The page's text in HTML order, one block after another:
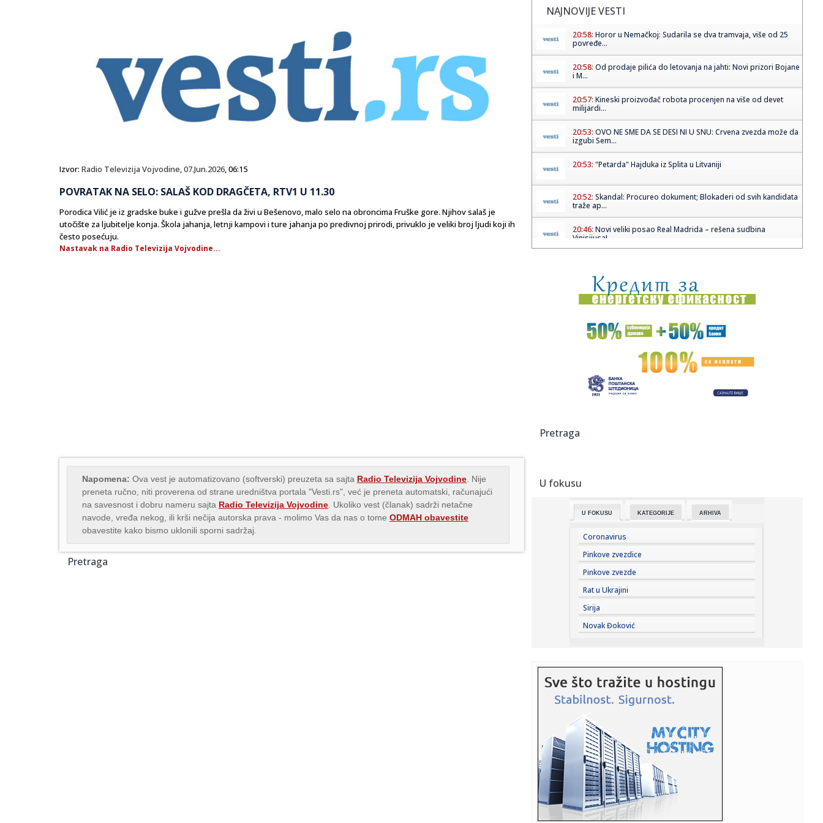
Izvor: Radio Televizija Vojvodine,07.Jun.2026, 06:15
POVRATAK NA SELO: SALAŠ KOD DRAGČETA, RTV1 U 11.30
Porodica Vilić je iz gradske buke i gužve prešla da živi u Bešenovo, malo selo na obroncima Fruške gore. Njihov salaš je
utočište za ljubitelje konja. Škola jahanja, letnji kampovi i ture jahanja po predivnoj prirodi, privuklo je veliki broj ljudi koji ih
često posećuju.
Nastavak na Radio Televizija Vojvodine...
Napomena: Ova vest je automatizovano (softverski) preuzeta sa sajta Radio Televizija Vojvodine . Nije
preneta ručno, niti proverena od strane uredništva portala "Vesti.rs", već je preneta automatski, računajući
na savesnost i dobru nameru sajta Radio Televizija Vojvodine . Ukoliko vest (članak) sadrži netačne
navode, vređa nekog, ili krši nečija autorska prava - molimo Vas da nas o tome ODMAH obavestite
obavestite kako bismo uklonili sporni sadržaj.
Pretraga
NAJNOVIJE VESTI
20:58: Horor u Nemačkoj: Sudarila se dva tramvaja, više od 25
povređe...
20:58: Od prodaje pilića do letovanja na jahti: Novi prizori Bojane
i M...
20:57: Kineski proizvođač robota procenjen na više od devet
milijardi...
20:53: OVO NE SME DA SE DESI NI U SNU: Crvena zvezda može da
izgubi Sem...
20:53: "Petarda" Hajduka iz Splita u Litvaniji
20:52: Skandal: Procureo dokument; Blokaderi od svih kandidata
traže ap...
20:46: Novi veliki posao Real Madrida – rešena sudbina
Vinisijusa!
20:45:Vučić najavio veliki skup u Novom Sadu: Očekujem pobedu
na niv...
20:44:Fotelja mu visi o koncu: Zbog čega se republikanci okreću
proti...
Ako postoji jedan komad koji ćete nositi godinama, to je
20:37:PARKER NE ODUSTAJE OD SNA: Želi ono što Asvel čeka
20:28:
20:27:
Smailagić je predstavljen - više nema dileme gde nastavlja
20:26:Izdato upozorenje, nacija na nogama: Stiže snažan tajfun,
oček...
20:22:Rusi žestoko napali; Sve gori – na udaru i Nemci
FOTO/VIDEO
20:21:Stoner o Banjaji: "Žao mi je"
20:20: Izbor novog visokog predstavnika u BiH posle
oktobarskih opštih ...
20:14:
jesen
20:12:Mala Cana živi u Deliblatskoj peščari gde kulja požar!
"Samo ...
20:08:(UŽIVO) Borac - Vitebsk: Banjalučani nastavljaju trku za
Evropo...
20:08:Emina Jahović ostala bez luksuznih stvari vrijednih više od
Pretraga
U fokusu
U FOKUSU KATEGORIJE ARHIVA
Coronavirus
Pinkove zvezdice
Pinkove zvezde
Rat u Ukrajini
Sirija
Novak Đoković